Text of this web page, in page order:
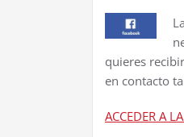
quieres
en contacto
ACCEDER A